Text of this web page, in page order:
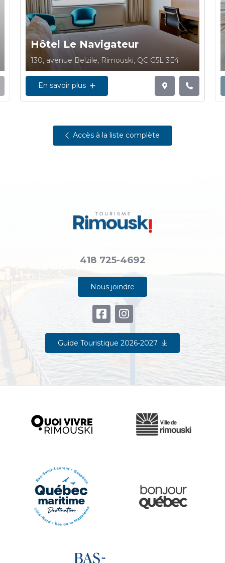
Hôtel Le Navigateur
130, avenue Belzile, Rimouski, QC G5L 3E4
En savoir plus
Accès à la liste complète
418 725-4692
Nous joindre
Guide Touristique 2026-2027